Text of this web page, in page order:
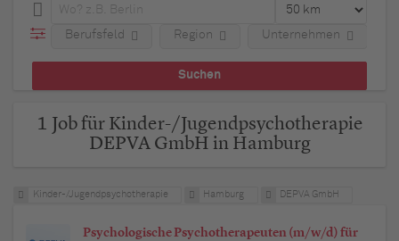
Berufsfeld Region Unternehmen
1 Job für Kinder-/Jugendpsychotherapie
DEPVA GmbH in Hamburg
Kinder-/Jugendpsychotherapie Hamburg DEPVA GmbH
Psychologische Psychotherapeuten (m/w/d) für